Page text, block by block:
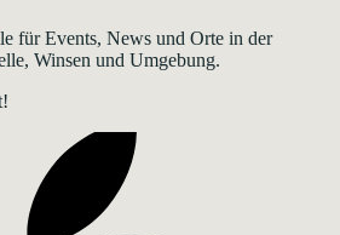
für Events, News und Orte in der
Winsen und Umgebung.